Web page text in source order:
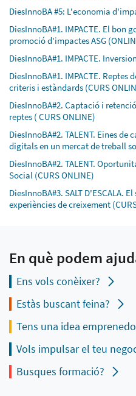
DiesInnoBA #5: L'economia
DiesInnoBA#1. IMPACTE. El bon
promoció d'impactes ASG
DiesInnoBA#1. IMPACTE.
DiesInnoBA#1. IMPACTE.
criteris i estàndards (CURS
DiesInnoBA#2. Captació i
reptes ( CURS ONLINE)
DiesInnoBA#2. TALENT. Eines
digitals en un mercat de treball
DiesInnoBA#2. TALENT.
Social (CURS ONLINE)
DiesInnoBA#3. SALT D'ESCALA.
experiències de creixement
En què podem
Ens vols conèixer?
Estàs buscant feina?
Tens una idea
Vols impulsar el teu
Busques formació?